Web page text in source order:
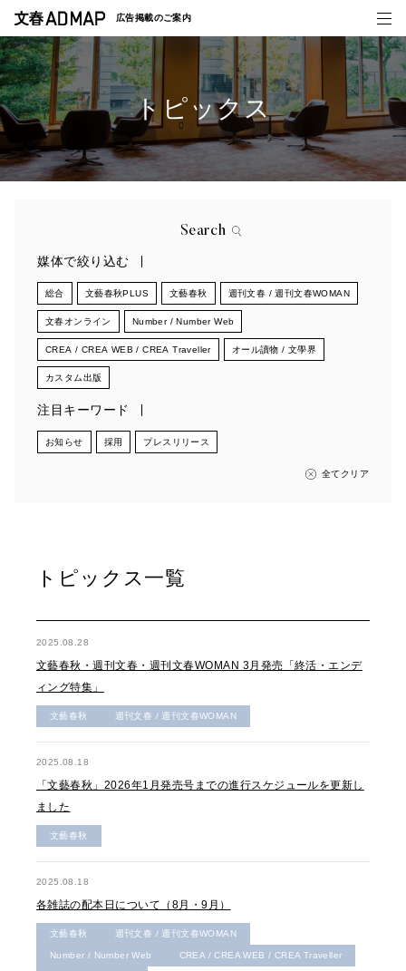
広告掲載のご案内
媒体紹介
トピックス
Search
媒体で絞り込む
総合 文藝春秋PLUS 文藝春秋 週刊文春 / 週刊文春WOMAN
文春オンライン Number / Number Web
CREA / CREA WEB / CREA Traveller オール讀物 / 文學界
カスタム出版
注目キーワード
お知らせ 採用 プレスリリース
全てクリア
トピックス一覧
2025.08.28
文藝春秋・週刊文春・週刊文春WOMAN 3月発売「終活・エンデ
ィング特集」
文藝春秋 週刊文春 / 週刊文春WOMAN
2025.08.18
「文藝春秋」2026年1月発売号までの進行スケジュールを更新し
ました
文藝春秋
2025.08.18
各雑誌の配本日について（8月・9月）
文藝春秋 週刊文春 / 週刊文春WOMAN
Number / Number Web CREA / CREA WEB / CREA Traveller